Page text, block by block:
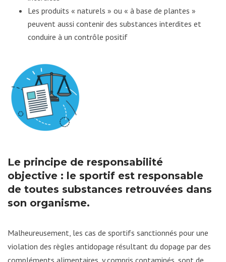
Les produits « naturels » ou « à base de plantes »
peuvent aussi contenir des substances interdites et
conduire à un contrôle positif
Le principe de responsabilité
objective : le sportif est responsable
de toutes substances retrouvées dans
son organisme.
Malheureusement, les cas de sportifs sanctionnés pour une
violation des règles antidopage résultant du dopage par des